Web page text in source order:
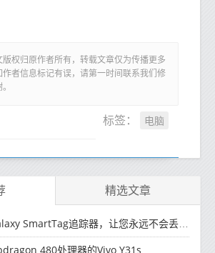
权归原作者所有，转载文章仅为传播更多
作者信息标记有误，请第一时间联系我们修
标签： 电脑
精选文章
SmartTag追踪器，让您永远不会丢失钥匙
480处理器的Vivo Y31s